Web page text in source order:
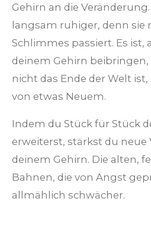
Gehirn an die
langsam ruhiger, denn sie
Schlimmes passiert. Es ist,
deinem Gehirn beibringen,
nicht das Ende der Welt
von etwas Neuem.
Indem du Stück für Stück
erweiterst, stärkst du
deinem Gehirn. Die alten,
Bahnen, die von Angst
allmählich schwächer.